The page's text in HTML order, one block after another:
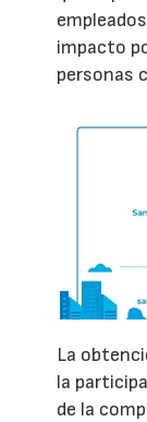
impacto
personas
La
la
de la